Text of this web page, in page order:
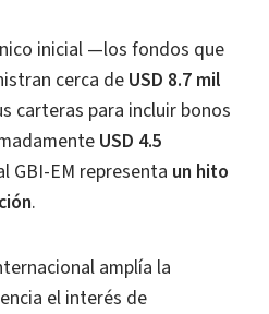
inicial —los fondos que
cerca de USD 8.7 mil
carteras para incluir bonos
USD 4.5
GBI-EM representa un hito
.
amplía la
el interés de